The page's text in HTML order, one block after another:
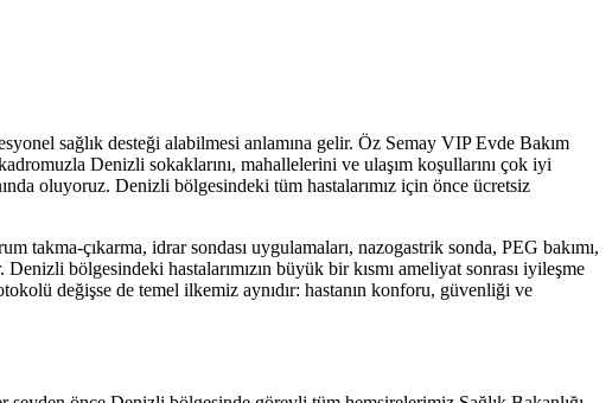
sağlık desteği alabilmesi anlamına gelir. Öz Semay VIP Evde Bakım
Denizli sokaklarını, mahallelerini ve ulaşım koşullarını çok iyi
oluyoruz. Denizli bölgesindeki tüm hastalarımız için önce ücretsiz
takma-çıkarma, idrar sondası uygulamaları, nazogastrik sonda, PEG bakımı,
Denizli bölgesindeki hastalarımızın büyük bir kısmı ameliyat sonrası iyileşme
değişse de temel ilkemiz aynıdır: hastanın konforu, güvenliği ve